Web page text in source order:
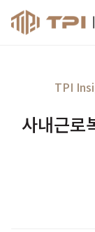
TPI
사내근로